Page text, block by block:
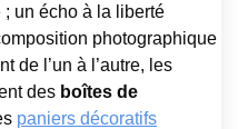
un écho à la liberté
photographique
de l’un à l’autre, les
des boîtes de
paniers décoratifs